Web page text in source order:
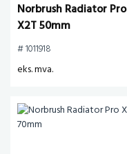
Norbrush Radiator Pro
X2T 50mm
# 1011918
eks. mva.